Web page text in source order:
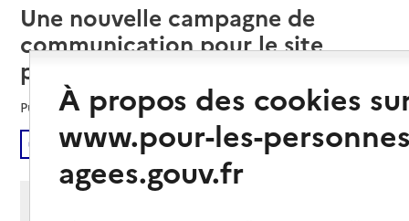
Une nouvelle campagne de
communication pour le site
pour-les-personnes-agees.gouv.fr
Publié le04/10/2023
Écouter
À propos des cookies
www.pour-les-
agees.gouv.fr